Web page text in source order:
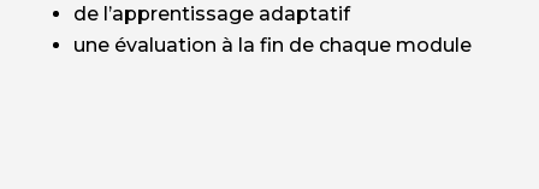
de l’apprentissage adaptatif
une évaluation à la fin de chaque module